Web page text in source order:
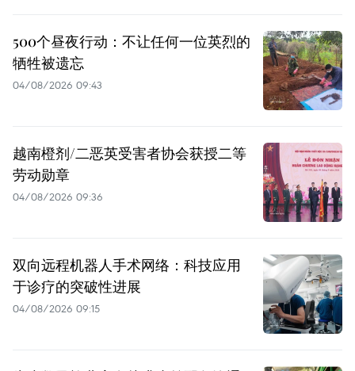
500个昼夜行动：不让任何一位英烈的
牺牲被遗忘
04/08/2026 09:43
越南橙剂/二恶英受害者协会获授二等
劳动勋章
04/08/2026 09:36
双向远程机器人手术网络：科技应用
于诊疗的突破性进展
04/08/2026 09:15